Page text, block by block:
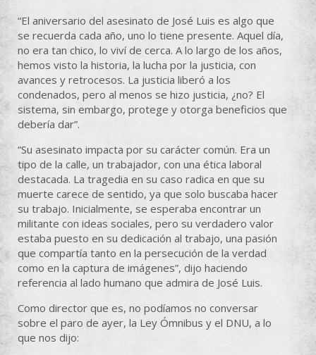
“El aniversario del asesinato de José Luis es algo que
se recuerda cada año, uno lo tiene presente. Aquel día,
no era tan chico, lo viví de cerca. A lo largo de los años,
hemos visto la historia, la lucha por la justicia, con
avances y retrocesos. La justicia liberó a los
condenados, pero al menos se hizo justicia, ¿no? El
sistema, sin embargo, protege y otorga beneficios que
debería dar”.
“Su asesinato impacta por su carácter común. Era un
tipo de la calle, un trabajador, con una ética laboral
destacada. La tragedia en su caso radica en que su
muerte carece de sentido, ya que solo buscaba hacer
su trabajo. Inicialmente, se esperaba encontrar un
militante con ideas sociales, pero su verdadero valor
estaba puesto en su dedicación al trabajo, una pasión
que compartía tanto en la persecución de la verdad
como en la captura de imágenes”, dijo haciendo
referencia al lado humano que admira de José Luis.
Como director que es, no podíamos no conversar
sobre el paro de ayer, la Ley Ómnibus y el DNU, a lo
que nos dijo: